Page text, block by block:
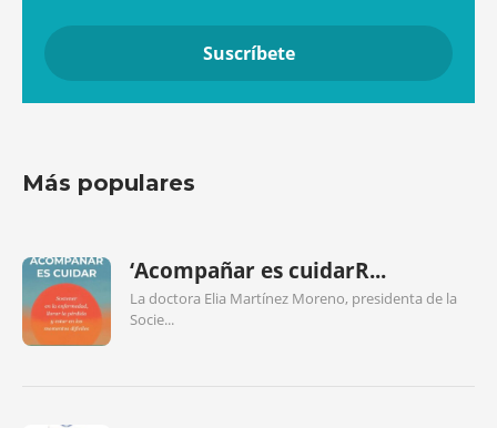
Más populares
‘Acompañar es cuidarR...
La doctora Elia Martínez Moreno, presidenta de la
Socie...